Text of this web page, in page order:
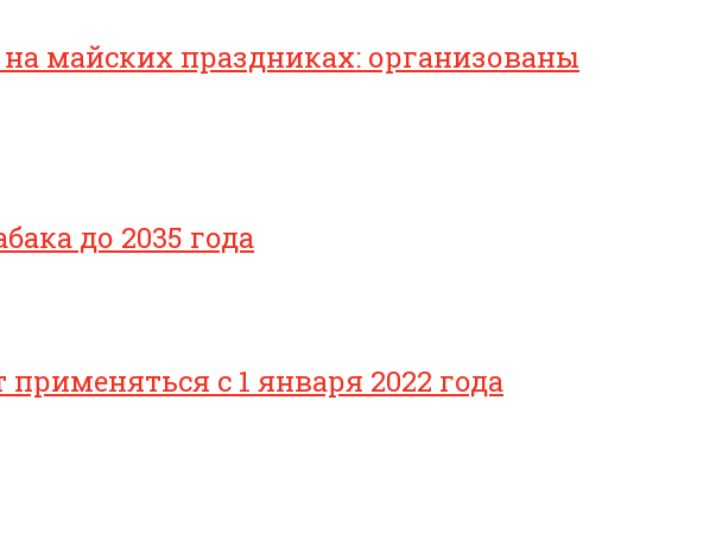
майских праздниках: организованы
до 2035 года
с 1 января 2022 года